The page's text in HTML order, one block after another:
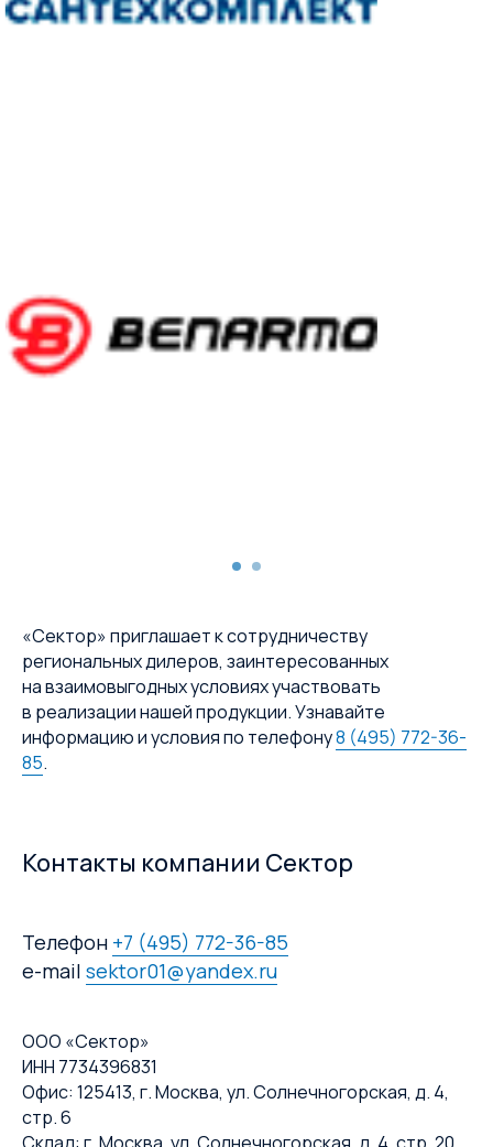
«Сектор» приглашает к сотрудничеству
региональных дилеров, заинтересованных
на взаимовыгодных условиях участвовать
в реализации нашей продукции. Узнавайте
информацию и условия по телефону8 (495) 772-36-
85.
Контакты компании Сектор
Телефон +7 (495) 772-36-85
e-mail sektor01@yandex.ru
ООО «Сектор»
ИНН 7734396831
Офис: 125413, г. Москва, ул. Солнечногорская, д. 4,
стр. 6